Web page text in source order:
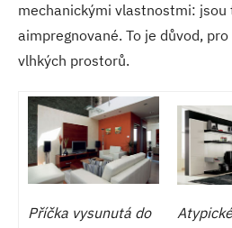
mechanickými vlastnostmi:
aimpregnované. To je důvod,
vlhkých prostorů.
Příčka vysunutá do